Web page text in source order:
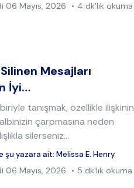
06 Mayıs, 2026
4 dk'lık okuma
Mesajları
İyi…
tanışmak, özellikle ilişkinin
çarpmasına neden
silerseniz...
şu yazara ait:Melissa E. Henry
06 Mayıs, 2026
5 dk'lık okuma